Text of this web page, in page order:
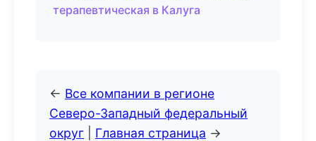
терапевтическая в Калуга
← Все компании в регионе
Северо-Западный федеральный
округ
Главная страница →